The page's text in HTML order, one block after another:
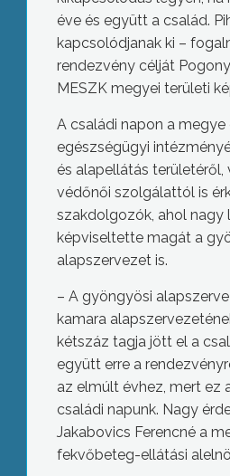
éve és együtt a család.
kapcsolódjanak ki –
rendezvény célját
MESZK megyei területi
A családi napon a megye
egészségügyi
és alapellátás területéről,
védőnői szolgálattól is
szakdolgozók, ahol nagy
képviseltette magát a
alapszervezet is.
– A gyöngyösi
kamara
kétszáz tagja jött el a
együtt erre a
az elmúlt évhez, mert ez
családi napunk. Nagy
Jakabovics Ferencné a
fekvőbeteg-ellátási